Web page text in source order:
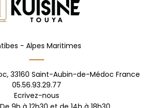
- Alpes Maritimes
33160 Saint-Aubin-de-Médoc France
05.56.93.29.77
Ecrivez-nous